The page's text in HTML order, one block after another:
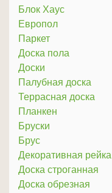
Блок Хаус
Европол
Паркет
Доска пола
Доски
Палубная доска
Террасная доска
Планкен
Бруски
Брус
Декоративная рейка
Доска строганная
Доска обрезная